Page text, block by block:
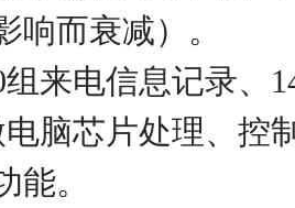
响而衰减）。
组来电信息记录、
电脑芯片处理、控
能。